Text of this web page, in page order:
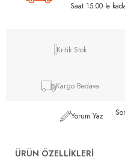
Saat 15:00 'e
Kritik Stok
Kargo Bedava
Yorum Yaz
ÜRÜN ÖZELLIKLERI